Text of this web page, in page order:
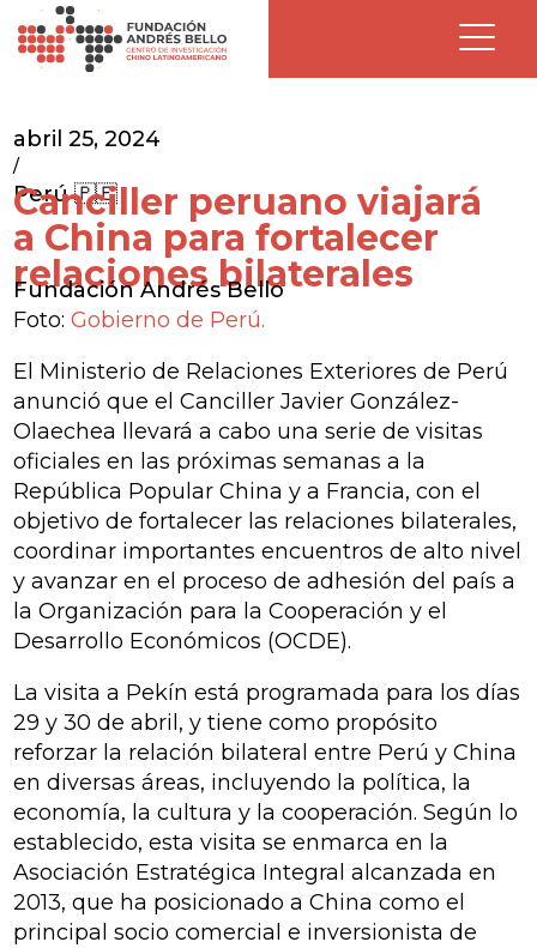
abril 25, 2024
/
Perú 🇵🇪
Canciller peruano viajará
a China para fortalecer
relaciones bilaterales
Fundación Andrés Bello
Foto:Gobierno de Perú.
El Ministerio de Relaciones Exteriores de Perú
anunció que el Canciller Javier González-
Olaechea llevará a cabo una serie de visitas
oficiales en las próximas semanas a la
República Popular China y a Francia, con el
objetivo de fortalecer las relaciones bilaterales,
coordinar importantes encuentros de alto nivel
y avanzar en el proceso de adhesión del país a
la Organización para la Cooperación y el
Desarrollo Económicos (OCDE).
La visita a Pekín está programada para los días
29 y 30 de abril, y tiene como propósito
reforzar la relación bilateral entre Perú y China
en diversas áreas, incluyendo la política, la
economía, la cultura y la cooperación. Según lo
establecido, esta visita se enmarca en la
Asociación Estratégica Integral alcanzada en
2013, que ha posicionado a China como el
principal socio comercial e inversionista de